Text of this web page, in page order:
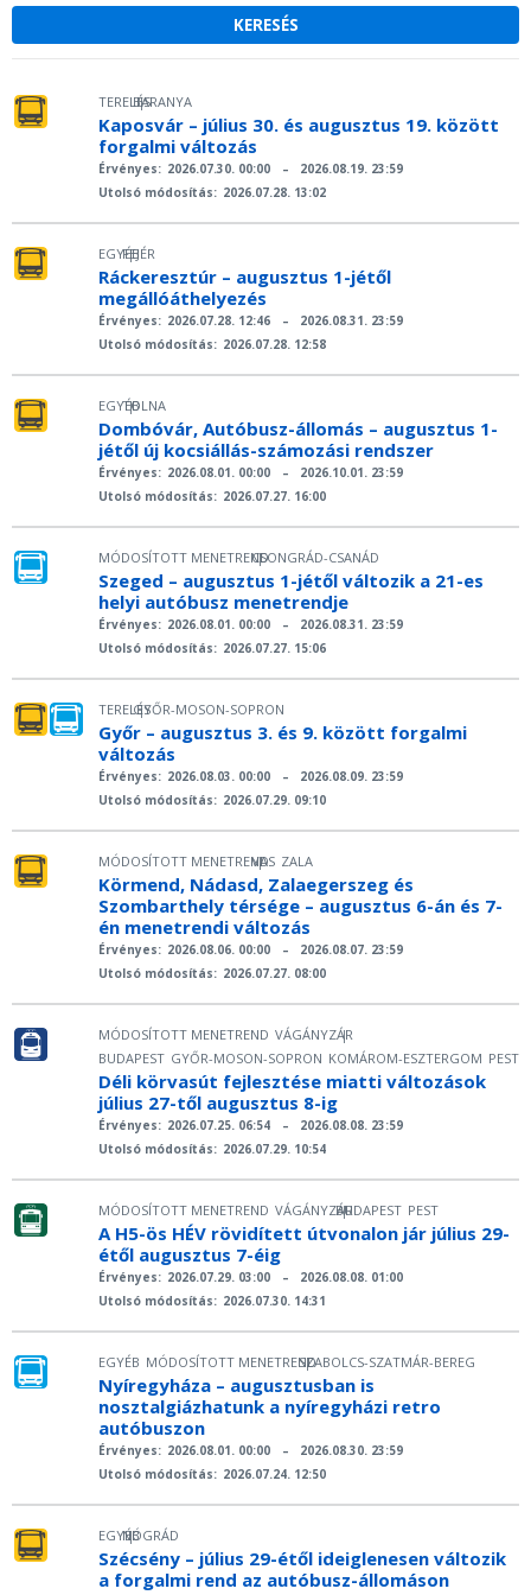
TERELÉS
|
BARANYA
Kaposvár – július 30. és augusztus 19. között
forgalmi változás
Érvényes: 2026.07.30. 00:00 –
2026.08.19. 23:59
Utolsó módosítás: 2026.07.28. 13:02
EGYÉB
|
FEJÉR
Ráckeresztúr – augusztus 1-jétől
megállóáthelyezés
Érvényes: 2026.07.28. 12:46 –
2026.08.31. 23:59
Utolsó módosítás: 2026.07.28. 12:58
EGYÉB
|
TOLNA
Dombóvár, Autóbusz-állomás – augusztus 1-
jétől új kocsiállás-számozási rendszer
Érvényes: 2026.08.01. 00:00 –
2026.10.01. 23:59
Utolsó módosítás: 2026.07.27. 16:00
MÓDOSÍTOTT MENETREND
|
CSONGRÁD-CSANÁD
Szeged – augusztus 1-jétől változik a 21-es
helyi autóbusz menetrendje
Érvényes: 2026.08.01. 00:00 –
2026.08.31. 23:59
Utolsó módosítás: 2026.07.27. 15:06
TERELÉS
|
GYŐR-MOSON-SOPRON
Győr – augusztus 3. és 9. között forgalmi
változás
Érvényes: 2026.08.03. 00:00 –
2026.08.09. 23:59
Utolsó módosítás: 2026.07.29. 09:10
MÓDOSÍTOTT MENETREND
|
VAS ZALA
Körmend, Nádasd, Zalaegerszeg és
Szombarthely térsége – augusztus 6-án és 7-
én menetrendi változás
Érvényes: 2026.08.06. 00:00 –
2026.08.07. 23:59
Utolsó módosítás: 2026.07.27. 08:00
MÓDOSÍTOTT MENETREND VÁGÁNYZÁR
|
BUDAPEST GYŐR-MOSON-SOPRON KOMÁROM-ESZTERGOM PEST
Déli körvasút fejlesztése miatti változások
július 27-től augusztus 8-ig
Érvényes: 2026.07.25. 06:54 –
2026.08.08. 23:59
Utolsó módosítás: 2026.07.29. 10:54
MÓDOSÍTOTT MENETREND VÁGÁNYZÁR
|
BUDAPEST PEST
A H5-ös HÉV rövidített útvonalon jár július 29-
étől augusztus 7-éig
Érvényes: 2026.07.29. 03:00 –
2026.08.08. 01:00
Utolsó módosítás: 2026.07.30. 14:31
EGYÉB MÓDOSÍTOTT MENETREND
|
SZABOLCS-SZATMÁR-BEREG
Nyíregyháza – augusztusban is
nosztalgiázhatunk a nyíregyházi retro
autóbuszon
Érvényes: 2026.08.01. 00:00 –
2026.08.30. 23:59
Utolsó módosítás: 2026.07.24. 12:50
EGYÉB
|
NÓGRÁD
Szécsény – július 29-étől ideiglenesen változik
a forgalmi rend az autóbusz-állomáson